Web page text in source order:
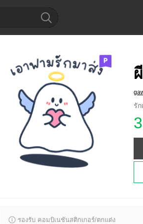
รั
รองรับ คอมบิเนชันสติกเกอร์/ตกแต่ง